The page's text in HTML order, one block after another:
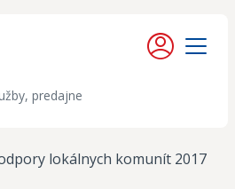
Moje konto
Menu
lokálnych komunít 2017